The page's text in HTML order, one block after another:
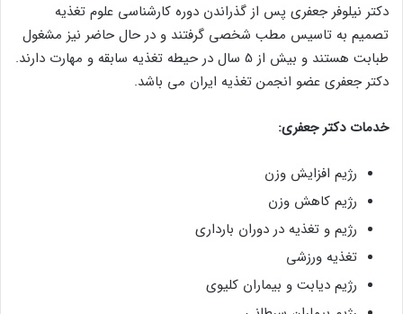
دکتر نیلوفر جعفری پس از گذراندن دوره کارشناسی علوم تغذیه
تصمیم به تاسیس مطب شخصی گرفتند و در حال حاضر نیز مشغول
طبابت هستند و بیش از 5 سال در حیطه تغذیه سابقه و مهارت دارند.
دکتر جعفری عضو انجمن تغذیه ایران می باشد.
خدمات دکتر جعفری:
رژیم افزایش وزن
رژیم کاهش وزن
رژیم و تغذیه در دوران بارداری
تغذیه ورزشی
رژیم دیابت و بیماران کلیوی